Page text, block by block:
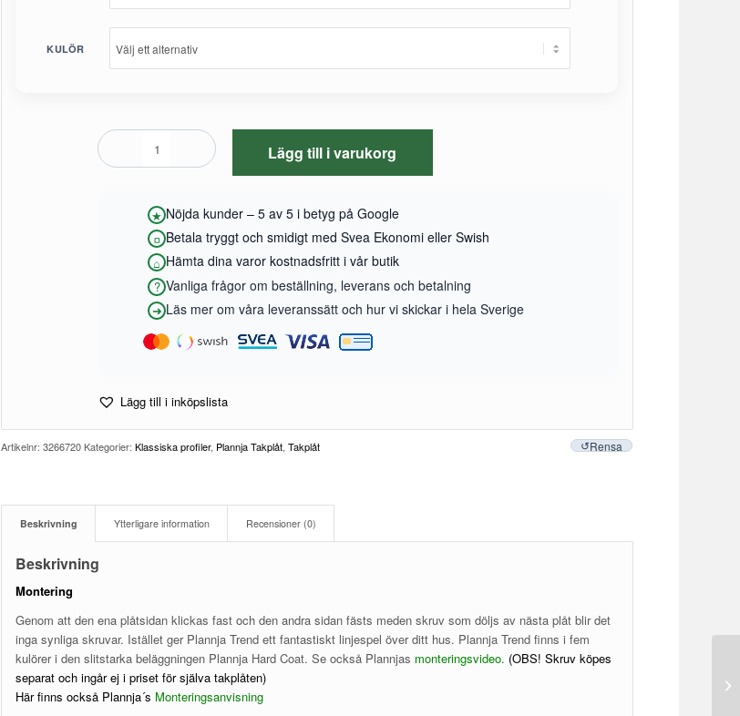
KULÖR
Rensa
Lägg till i varukorg
Nöjda kunder – 5 av 5 i betyg på Google
Betala tryggt och smidigt med Svea Ekonomi eller Swish
Hämta dina varor kostnadsfritt i vår butik
Vanliga frågor om beställning, leverans och betalning
Läs mer om våra leveranssätt och hur vi skickar i hela Sverige
Lägg till i inköpslista
Artikelnr:3266720 Kategorier:Klassiska profiler, Plannja Takplåt ,Takplåt
Beskrivning Ytterligare information Recensioner (0)
Beskrivning
Montering
Genom att den ena plåtsidan klickas fast och den andra sidan fästs meden skruv som döljs av nästa plåt blir det
inga synliga skruvar. Istället ger Plannja Trend ett fantastiskt linjespel över ditt hus. Plannja Trend finns i fem
kulörer i den slitstarka beläggningen Plannja Hard Coat. Se också Plannjas monteringsvideo. (OBS! Skruv köpes
separat och ingår ej i priset för själva takplåten)
Här finns också Plannja´s Monteringsanvisning